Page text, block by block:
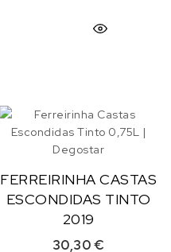
FERREIRINHA CASTAS
ESCONDIDAS TINTO
2019
30,30€